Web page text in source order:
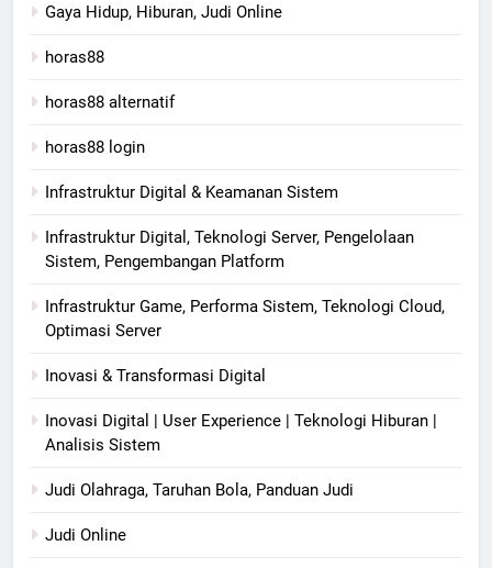
Gaya Hidup, Hiburan, Judi Online
horas88
horas88 alternatif
horas88 login
Infrastruktur Digital & Keamanan Sistem
Infrastruktur Digital, Teknologi Server, Pengelolaan
Sistem, Pengembangan Platform
Infrastruktur Game, Performa Sistem, Teknologi Cloud,
Optimasi Server
Inovasi & Transformasi Digital
Inovasi Digital | User Experience | Teknologi Hiburan |
Analisis Sistem
Judi Olahraga, Taruhan Bola, Panduan Judi
Judi Online